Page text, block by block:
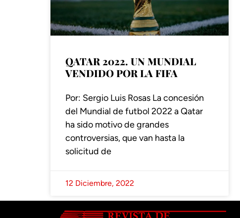
QATAR 2022. UN MUNDIAL
VENDIDO POR LA FIFA
Por: Sergio Luis Rosas La concesión
del Mundial de futbol 2022 a Qatar
ha sido motivo de grandes
controversias, que van hasta la
solicitud de
12 Diciembre, 2022